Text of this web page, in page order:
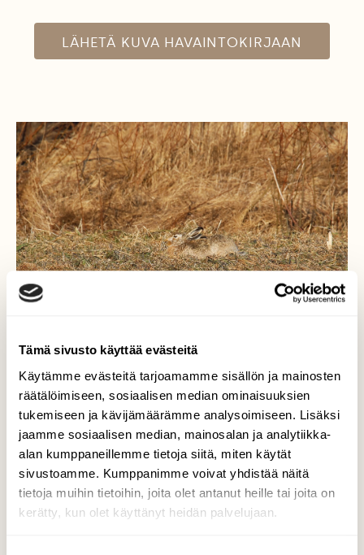
Tämä sivusto käyttää evästeitä
Käytämme evästeitä tarjoamamme sisällön ja mainosten
räätälöimiseen, sosiaalisen median ominaisuuksien
tukemiseen ja kävijämäärämme analysoimiseen. Lisäksi
jaamme sosiaalisen median, mainosalan ja analytiikka-
alan kumppaneillemme tietoja siitä, miten käytät
sivustoamme. Kumppanimme voivat yhdistää näitä
tietoja muihin tietoihin, joita olet antanut heille tai joita on
kerätty, kun olet käyttänyt heidän palvelujaan.
LÄHETÄ KUVA HAVAINTOKIRJAAN
Rusakko
Valkoiset metsäjänikset loistavat
lumettomalla maalla, mutta rusakko
kätekytyy maastoon.
Valokuvaaja: Jaana Saarelainen, Kuurna, Joensuu